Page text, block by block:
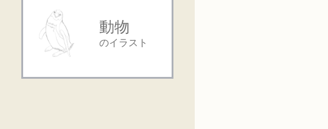
動物
のイラスト